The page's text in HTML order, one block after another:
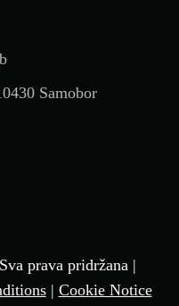
Samobor
prava pridržana |
| Cookie Notice